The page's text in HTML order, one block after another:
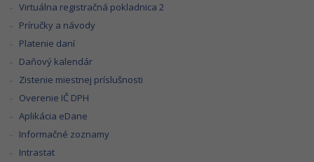
Virtuálna registračná pokladnica 2
Príručky a návody
Platenie daní
Daňový kalendár
Zistenie miestnej príslušnosti
Overenie IČ DPH
Aplikácia eDane
Informačné zoznamy
Intrastat